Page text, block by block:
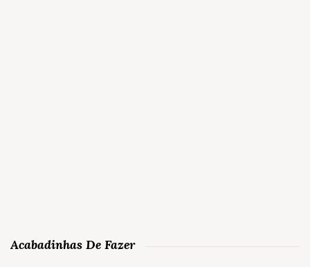
Acabadinhas De Fazer